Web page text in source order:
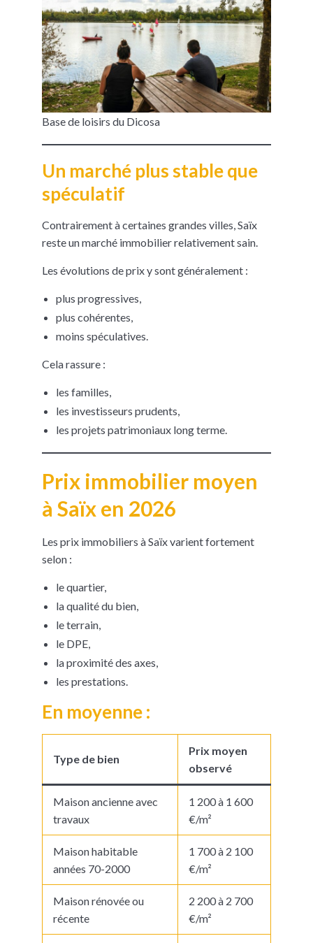
Base de loisirs du Dicosa
Un marché plus stable que
spéculatif
Contrairement à certaines grandes villes, Saïx
reste un marché immobilier relativement sain.
Les évolutions de prix y sont généralement :
plus progressives,
plus cohérentes,
moins spéculatives.
Cela rassure :
les familles,
les investisseurs prudents,
les projets patrimoniaux long terme.
Prix immobilier moyen
à Saïx en 2026
Les prix immobiliers à Saïx varient fortement
selon :
le quartier,
la qualité du bien,
le terrain,
le DPE,
la proximité des axes,
les prestations.
En moyenne :
Type de bien
Prix moyen
observé
Maison ancienne avec
travaux
1 200 à 1 600
€/m²
Maison habitable
années 70-2000
1 700 à 2 100
€/m²
Maison rénovée ou
récente
2 200 à 2 700
€/m²